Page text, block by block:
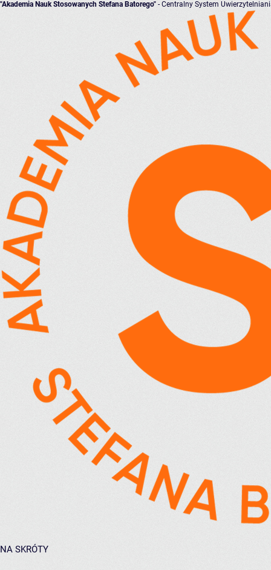
"Akademia Nauk Stosowanych Stefana Batorego" - Centralny System
NA SKRÓTY